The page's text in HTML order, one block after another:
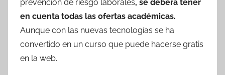
prevención de riesgo laborales, se deberá tener
en cuenta todas las ofertas académicas.
Aunque con las nuevas tecnologías se ha
convertido en un curso que puede hacerse gratis
en la web.